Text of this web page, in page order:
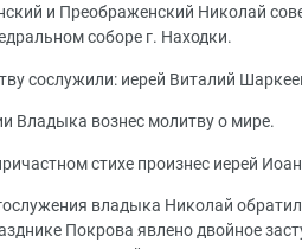
и Преображенский Николай
соборе г. Находки.
сослужили: иерей Виталий
Владыка вознес молитву о мире.
стихе произнес иерей
владыка Николай
Покрова явлено двойное